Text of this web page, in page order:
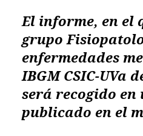
El informe, en el
grupo
enfermedades
IBGM CSIC-UVa
será recogido en
publicado en el